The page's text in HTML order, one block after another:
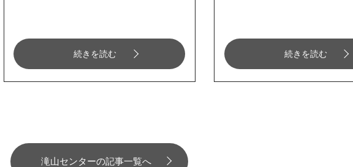
続きを読む 続きを読む
滝山センターの記事一覧へ